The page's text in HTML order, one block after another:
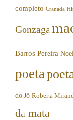
completo Granada
Gonzaga
Barros Pereira
poeta
do Jô Roberta
da mata